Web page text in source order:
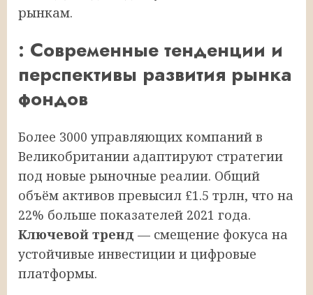
рынкам.
: Современные тенденции и
перспективы развития рынка
фондов
Более 3000 управляющих компаний в
Великобритании адаптируют стратегии
под новые рыночные реалии. Общий
объём активов превысил £1.5 трлн, что на
22% больше показателей 2021 года.
Ключевой тренд — смещение фокуса на
устойчивые инвестиции и цифровые
платформы.